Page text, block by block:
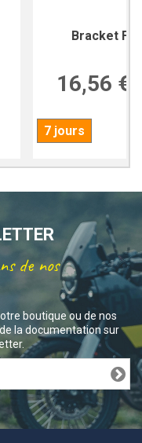
Bracket
16,56 €
7 jours
de nos
boutique ou de nos
la documentation sur